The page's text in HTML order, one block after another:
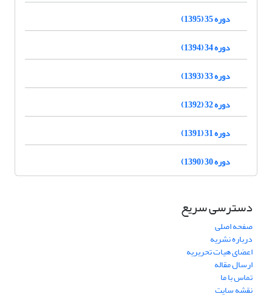
دوره 35 (1395)
دوره 34 (1394)
دوره 33 (1393)
دوره 32 (1392)
دوره 31 (1391)
دوره 30 (1390)
دسترسی سریع
صفحه اصلی
درباره نشریه
اعضای هیات تحریریه
ارسال مقاله
تماس با ما
نقشه سایت